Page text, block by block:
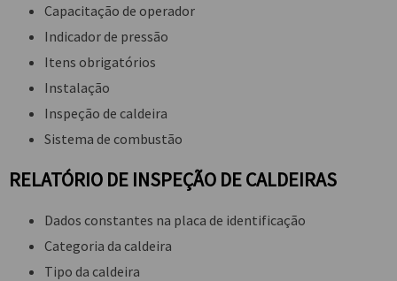
Capacitação de operador
Indicador de pressão
Itens obrigatórios
Instalação
Inspeção de caldeira
Sistema de combustão
RELATÓRIO DE INSPEÇÃO DE CALDEIRAS
Dados constantes na placa de identificação
Categoria da caldeira
Tipo da caldeira